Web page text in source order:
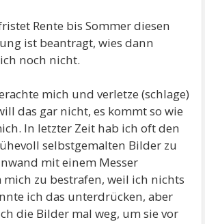
Rente bis Sommer diesen
ist beantragt, wies dann
noch nicht.
mich und verletze (schlage)
das gar nicht, es kommt so wie
In letzter Zeit hab ich oft den
selbstgemalten Bilder zu
mit einem Messer
zu bestrafen, weil ich nichts
ich das unterdrücken, aber
die Bilder mal weg, um sie vor